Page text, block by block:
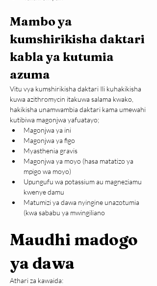
Mambo ya
kumshirikisha daktari
kabla ya kutumia
azuma
Vitu vya kumshirikisha daktari Ili kuhakikisha
kuwa azithromycin itakuwa salama kwako,
hakikisha unamwambia daktari kama umewahi
kutibiwa magonjwa yafuatayo;
Magonjwa ya ini
Magonjwa ya figo
Myasthenia gravis
Magonjwa ya moyo (hasa matatizo ya
mpigo wa moyo)
Upungufu wa potassium au magneziamu
kwenye damu
Matumizi ya dawa nyingine unazotumia
(kwa sababu ya mwingiliano
Maudhi madogo
ya dawa
Athari za kawaida: